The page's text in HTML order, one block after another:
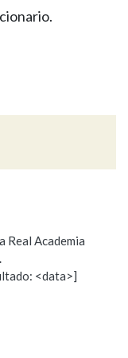
Real Academia
<data>]